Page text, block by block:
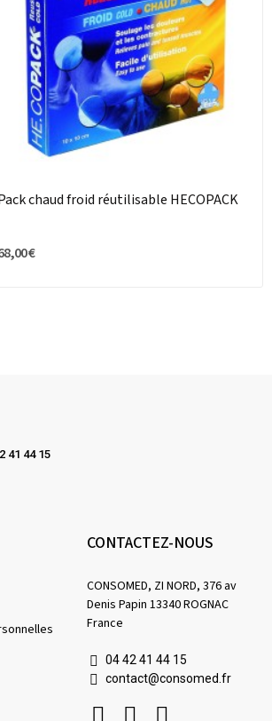
chaud froid réutilisable HECOPACK
€
41 44 15
CONTACTEZ-NOUS
CONSOMED, ZI NORD, 376 av
Denis Papin 13340 ROGNAC
France
04 42 41 44 15
contact@consomed.fr